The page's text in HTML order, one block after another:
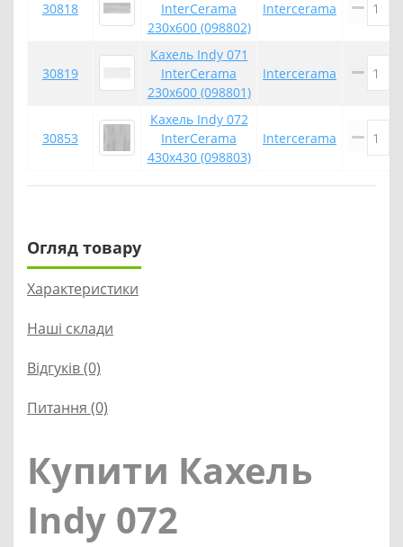
30818
InterCerama
230x600 (098802)
Intercerama
30819
Кахель Indy 071
InterCerama
230x600 (098801)
Intercerama
30853
Кахель Indy 072
InterCerama
430x430 (098803)
Intercerama
Огляд товару
Характеристики
Наші склади
Відгуків (0)
Питання (0)
Купити Кахель
Indy 072